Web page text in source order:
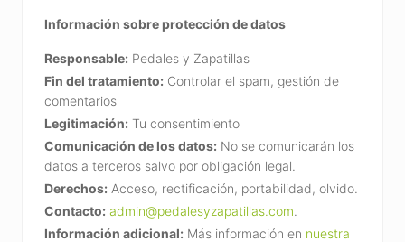
Información sobre protección de datos
Responsable: Pedales y Zapatillas
Fin del tratamiento: Controlar el spam, gestión de
comentarios
Legitimación: Tu consentimiento
Comunicación de los datos: No se comunicarán los
datos a terceros salvo por obligación legal.
Derechos: Acceso, rectificación, portabilidad, olvido.
Contacto: admin@pedalesyzapatillas.com.
Información adicional: Más información en nuestra